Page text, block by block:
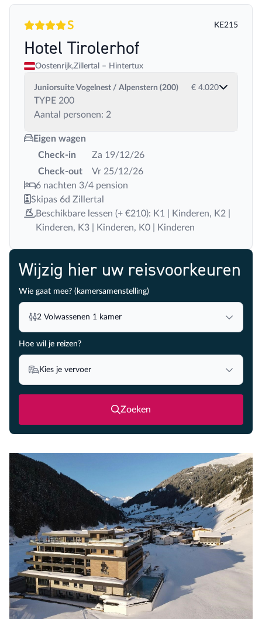
4 sterrenSuperior
S KE215
Hotel Tirolerhof
Oostenrijk,Zillertal – Hintertux
Juniorsuite Vogelnest / Alpenstern (200)
TYPE 200
Aantal personen: 2
€ 4.020
Eigen wagen
Check-in
Za 19/12/26
Check-out
Vr 25/12/26
6 nachten 3/4 pension
Skipas 6d Zillertal
Beschikbare lessen (+ €210): K1 | Kinderen, K2 |
Kinderen, K3 | Kinderen, K0 | Kinderen
Wijzig hier uw reisvoorkeuren
Wie gaat mee? (kamersamenstelling)
2 Volwassenen 1 kamer
Hoe wil je reizen?
Kies je vervoer
Zoeken